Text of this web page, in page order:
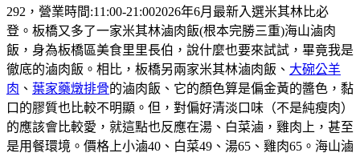
292，營業時間:11:00-21:002026年6月最新入選米其林比必
登。板橋又多了一家米其林滷肉飯(根本完勝三重)海山滷肉
飯，身為板橋區美食里里長伯，說什麼也要來試試，畢竟我是
徹底的滷肉飯。相比，板橋另兩家米其林滷肉飯、 大碗公羊
肉 、 葉家藥燉排骨的滷肉飯、它的顏色算是偏金黃的醬色，黏
口的膠質也比較不明顯。但，對偏好清淡口味（不是純瘦肉）
的應該會比較愛，就這點也反應在湯、白菜滷，雞肉上，甚至
是用餐環境。價格上小滷40、白菜49、湯65、雞肉65。海山滷